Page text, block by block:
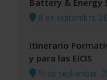
Battery & Energy
8 de septiembre,
Itinerario
y para las EICIS
14 de septiembre,